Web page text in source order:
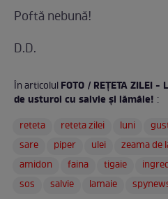
Poftă nebună!
D.D.
În articolulFOTO / REŢETA ZILEI
de usturoi cu salvie și lămâie! :
reteta
reteta zilei luni
sare
piper ulei zeama de
amidon
faina tigaie
sos
salvie lamaie